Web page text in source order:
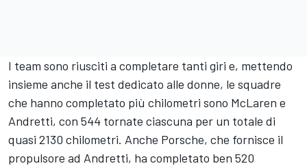
I team sono riusciti a completare tanti giri e, mettendo
insieme anche il test dedicato alle donne, le squadre
che hanno completato più chilometri sono McLaren e
Andretti, con 544 tornate ciascuna per un totale di
quasi 2130 chilometri. Anche Porsche, che fornisce il
propulsore ad Andretti, ha completato ben 520